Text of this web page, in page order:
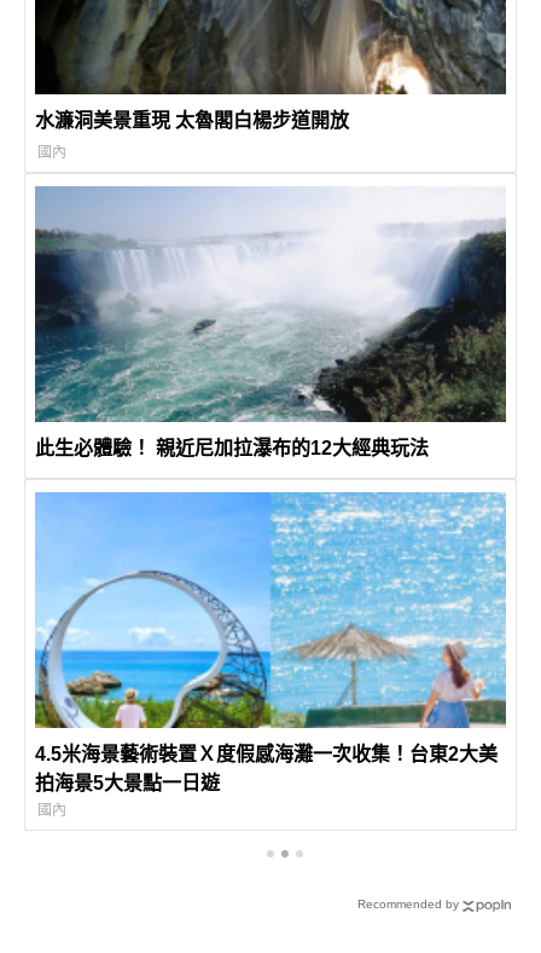
水濂洞美景重現 太魯閣白楊步道開放
國內
此生必體驗！ 親近尼加拉瀑布的12大經典玩法
4.5米海景藝術裝置Ｘ度假感海灘一次收集！台東2大美
拍海景5大景點一日遊
國內
Recommended by